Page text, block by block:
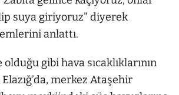
suya giriyoruz" diyerek
anlattı.
gibi hava sıcaklıklarının
merkez Ataşehir